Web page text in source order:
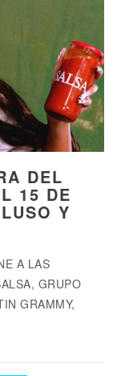
DEL
15 DE
Y
A LAS
GRUPO
GRAMMY,